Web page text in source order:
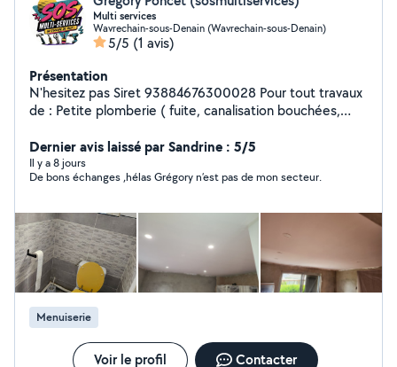
Multi services
Wavrechain-sous-Denain (Wavrechain-sous-Denain)
5/5 (1 avis)
Présentation
N'hesitez pas Siret 93884676300028 Pour tout travaux
de : Petite plomberie ( fuite, canalisation bouchées,
changement ou rajout de prise ampoule recherche de
panne etc) Jardinage ( elagage tonte de pelouse taille
haid ) Montage de meuble Bricolage Enduit/Placo
demenagement Menage ( classique fin de chantier
decés) Entretien Dépannage 24h/24 7j/7 N'hésitez pas
Sosmultiservices
Dernier avis laissé par Sandrine : 5/5
Il y a 8 jours
De bons échanges ,hélas Grégory n’est pas de mon secteur.
Menuiserie
Voir le profil Contacter